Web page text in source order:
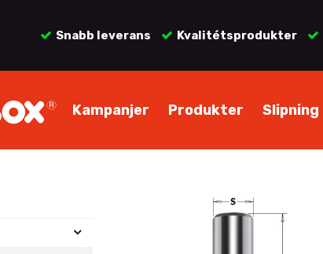
Snabb leverans Kvalitétsprodukter
Kampanjer Produkter Slipning